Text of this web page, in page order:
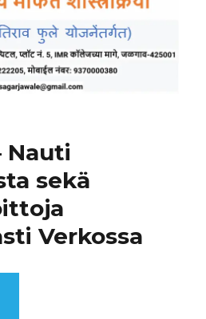
Nauti
sekä
Verkossa